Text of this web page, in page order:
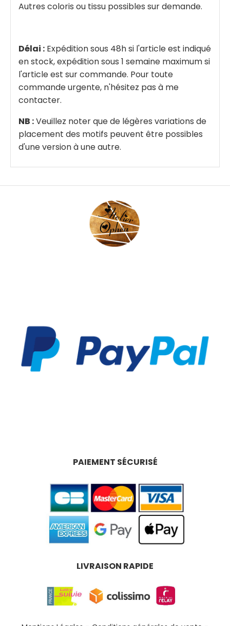
Autres coloris ou tissu possibles sur demande.
Délai : Expédition sous 48h si l'article est indiqué
en stock, expédition sous 1 semaine maximum si
l'article est sur commande. Pour toute
commande urgente, n'hésitez pas à me
contacter.
NB :Veuillez noter que de légères variations de
placement des motifs peuvent être possibles
d'une version à une autre.
PAIEMENT SÉCURISÉ
LIVRAISON RAPIDE